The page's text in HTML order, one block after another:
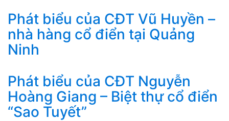
Phát biểu của CĐT Vũ Huyền –
nhà hàng cổ điển tại Quảng
Ninh
Phát biểu của CĐT Nguyễn
Hoàng Giang – Biệt thự cổ điển
“Sao Tuyết”